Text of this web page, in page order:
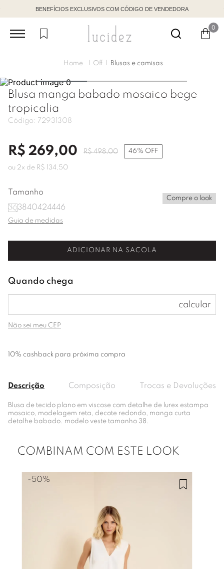
BENEFÍCIOS EXCLUSIVOS COM CÓDIGO DE VENDEDORA
0
Off Blusas e camisas
Blusa manga babado mosaico bege
tropicalia
Código: 72931308
R$ 269,00 R$ 498,00 46% OFF
ou 2x de R$ 134 ,50
Tamanho
363840424446
Compre o look
Guia de medidas
ADICIONAR NA SACOLA
Não sei meu CEP
10% cashback para próxima compra
Descrição Composição Trocas e Devoluções
Blusa de tecido plano em viscose com detalhe de lurex estampa
mosaico, modelagem reta, decote redondo, manga curta
detalhe babado. modelo veste tamanho 38.
COMBINAM COM ESTE LOOK
-50%